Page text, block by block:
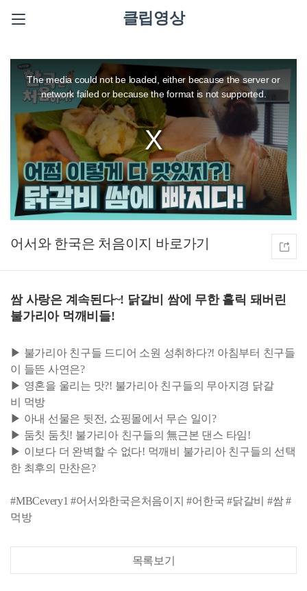
클립영상
modal
window.
The media could not be loaded, either because the server or
network failed or because the format is not supported.
어서와 한국은 처음이지
쌈 사랑은 계속된다~! 닭갈비 쌈에 무한 홀릭 돼버린
불가리아 먹깨비들!
▶ 불가리아 친구들 드디어 소원 성취하다?! 아침부터 친구들
이 들뜬 사연은?
▶ 영혼을 울리는 맛?! 불가리아 친구들의 무아지경 닭갈
비 먹방
▶ 아내 선물은 뒷전, 쇼핑몰에서 무슨 일이?
▶ 둠칫 둠칫! 불가리아 친구들의 無근본 댄스 타임!
▶ 이보다 더 완벽할 수 없다! 먹깨비 불가리아 친구들의 선택
한 최후의 만찬은?
#MBCevery1 #어서와한국은처음이지 #어한국 #닭갈비 #쌈 #
먹방
목록보기